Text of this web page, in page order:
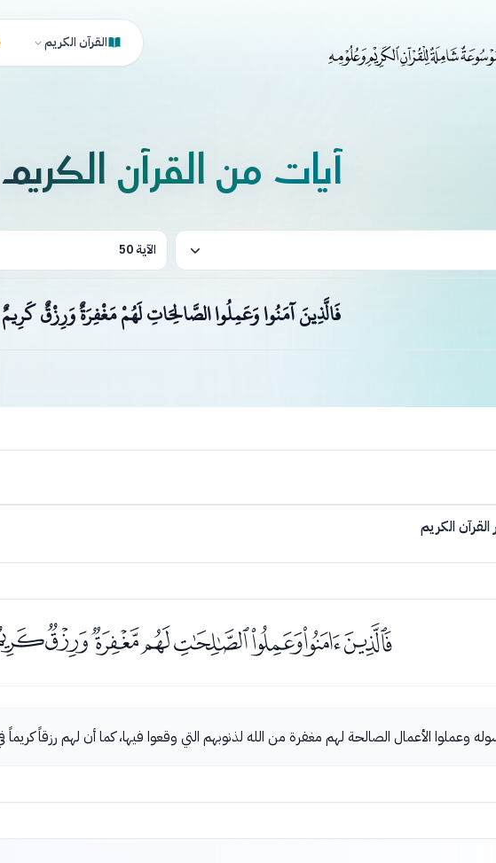
القرآن الكريم
آيات من القرآن الكريم
الآية 50
فَالَّذِينَ آمَنُوا وَعَمِلُوا الصَّالِحَاتِ لَهُمْ مَغْفِرَةٌ وَرِزْقٌ كَرِيمٌ
الكريم
وعملوا الأعمال الصالحة لهم مغفرة من الله لذنوبهم التي وقعوا فيها، كما أن لهم رزقاً كريماً